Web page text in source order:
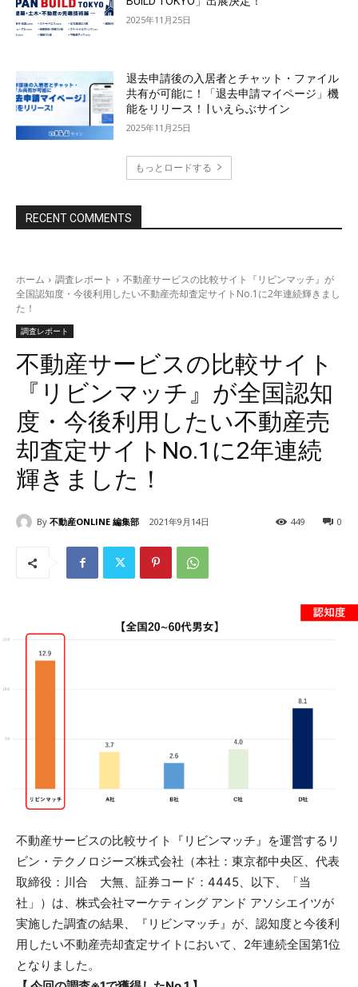
2025年11月25日
退去申請後の入居者とチャット・ファイル
共有が可能に！「退去申請マイページ」機
能をリリース！ | いえらぶサイン
2025年11月25日
もっとロードする
RECENT COMMENTS